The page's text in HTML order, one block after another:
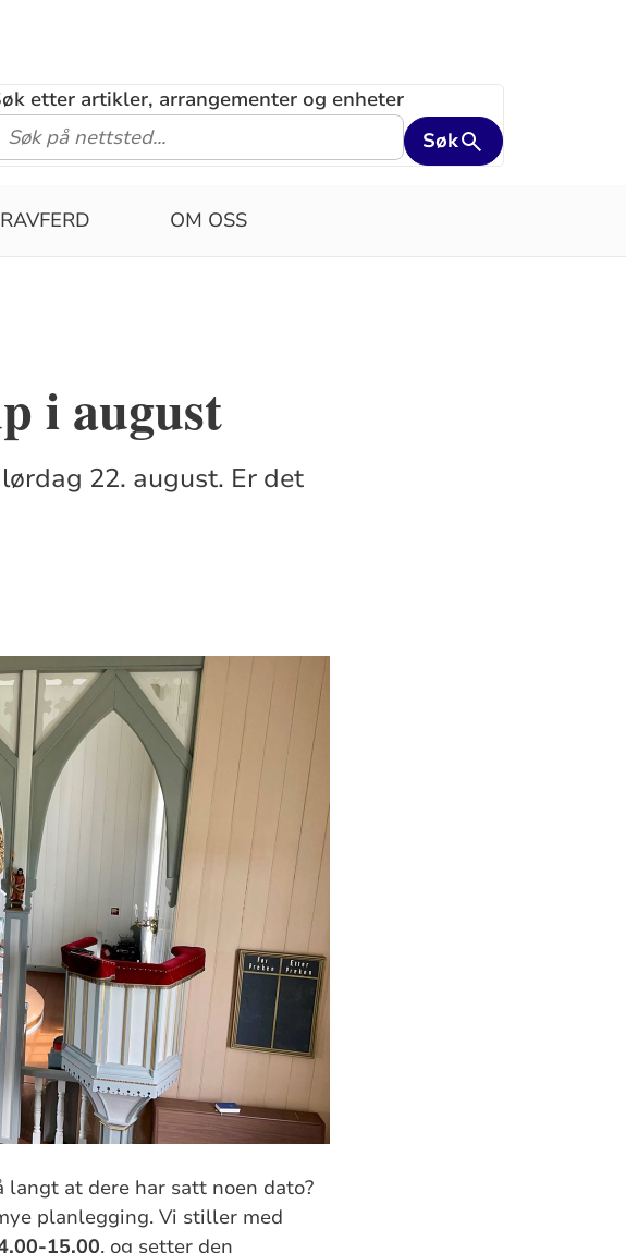
etter artikler, arrangementer og enheter
Søk
OM OSS
i august
22. august. Er det
at dere har satt noen dato?
planlegging. Vi stiller med
15.00, og setter den